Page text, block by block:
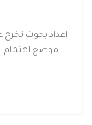
اعداد بحوث تخرج
موضع اهتمام